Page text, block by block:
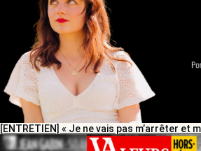
[ENTRETIEN] « Je ne vais pas m’arrêter et